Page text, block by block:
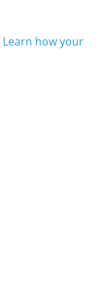
Learn how your